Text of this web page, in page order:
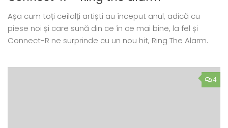
Așa cum toți ceilalți artiști au început anul, adică cu
piese noi și care sună din ce în ce mai bine, la fel și
Connect-R ne surprinde cu un nou hit, Ring The Alarm.
4